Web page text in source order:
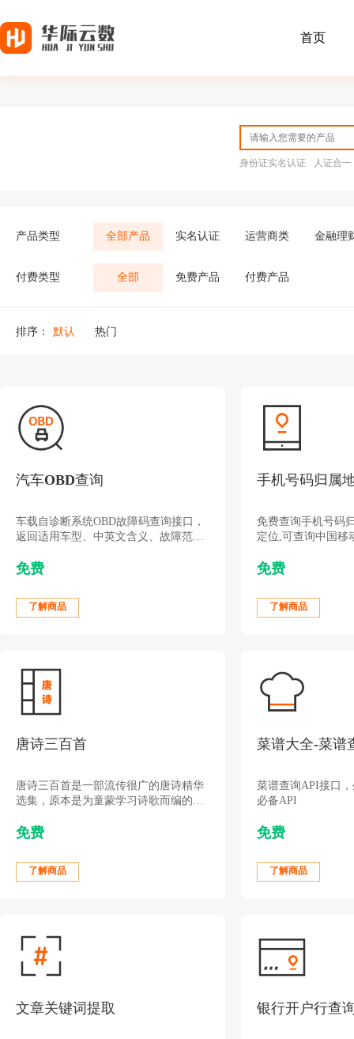
首页
身份证实名认证 人证合一
产品类型 全部产品 实名认证 运营商类 金融理
付费类型 全部 免费产品 付费产品
排序： 默认 热门
汽车OBD查询
车载自诊断系统OBD故障码查询接口，
返回适用车型、中英文含义、故障范围
免费
了解商品
手机号码归属
免费查询手机号码
定位,可查询中国移
市和运营商等信息
免费
了解商品
唐诗三百首
唐诗三百首是一部流传很广的唐诗精华
选集，原本是为童蒙学习诗歌而编的家
免费
了解商品
菜谱大全-菜谱
菜谱查询API接口
必备API
免费
了解商品
文章关键词提取